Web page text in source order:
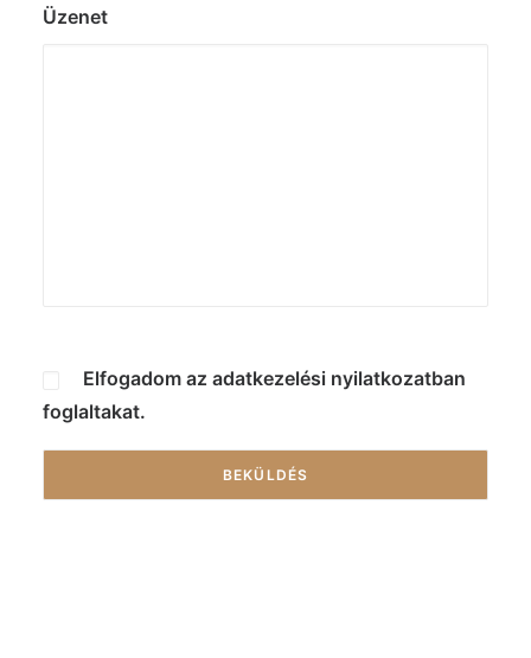
Üzenet
Elfogadom az adatkezelési nyilatkozatban
foglaltakat.